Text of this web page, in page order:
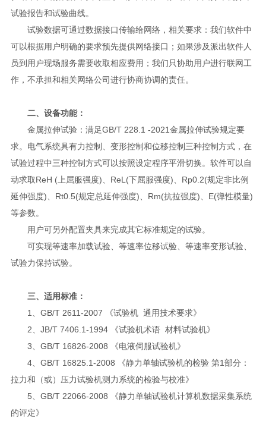
试验报告和试验曲线。
试验数据可通过数据接口传输给网络，相关要求：我们软件中
可以根据用户明确的要求预先提供网络接口；如果涉及派出软件人
员到用户现场服务需要收取相应费用；我们只协助用户进行联网工
作，不承担和相关网络公司进行协商协调的责任。
二、设备功能：
金属拉伸试验：满足GB/T 228.1 -2021金属拉伸试验规定要
求。电气系统具有力控制、变形控制和位移控制三种控制方式，在
试验过程中三种控制方式可以按照设定程序平滑切换。软件可以自
动求取ReH (上屈服强度)、ReL(下屈服强度)、Rp0.2(规定非比例
延伸强度)、Rt0.5(规定总延伸强度)、Rm(抗拉强度)、E(弹性模量)
等参数。
用户可另外配置夹具来完成其它标准规定的试验。
可实现等速率加载试验、等速率位移试验、等速率变形试验、
试验力保持试验。
三、适用标准：
1、GB/T 2611-2007 《试验机 通用技术要求》
2、JB/T 7406.1-1994 《试验机术语 材料试验机》
3、GB/T 16826-2008 《电液伺服试验机》
4、GB/T 16825.1-2008 《静力单轴试验机的检验 第1部分：
拉力和（或）压力试验机测力系统的检验与校准》
5、GB/T 22066-2008 《静力单轴试验机计算机数据采集系统
的评定》